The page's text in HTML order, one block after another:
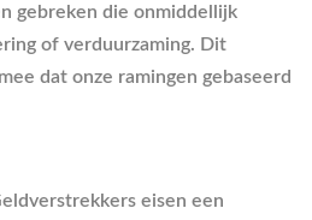
gebreken die onmiddellijk
of verduurzaming. Dit
dat onze ramingen gebaseerd
eisen een